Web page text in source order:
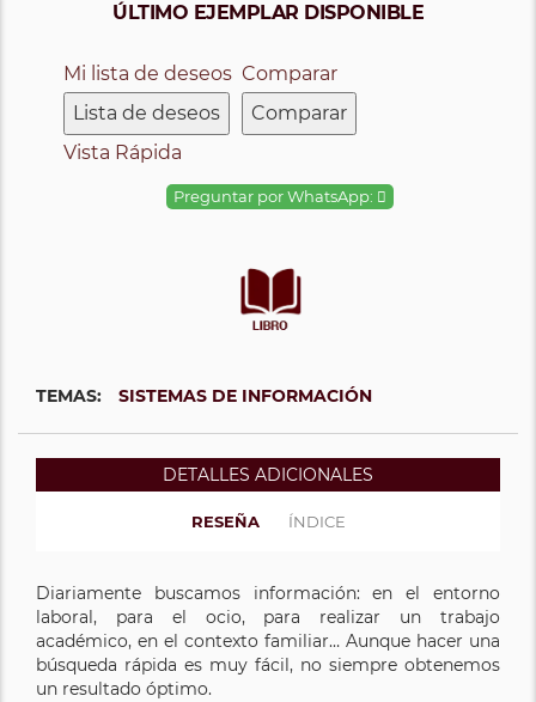
ÚLTIMO EJEMPLAR DISPONIBLE
Mi lista de deseos
Lista de deseos
Comparar
Comparar
Vista Rápida
Preguntar por WhatsApp:
TEMAS: SISTEMAS DE INFORMACIÓN
DETALLES ADICIONALES
RESEÑA ÍNDICE
Diariamente buscamos información: en el entorno
laboral, para el ocio, para realizar un trabajo
académico, en el contexto familiar… Aunque hacer una
búsqueda rápida es muy fácil, no siempre obtenemos
un resultado óptimo.